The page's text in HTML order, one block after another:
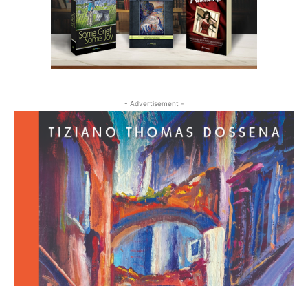
- Advertisement -